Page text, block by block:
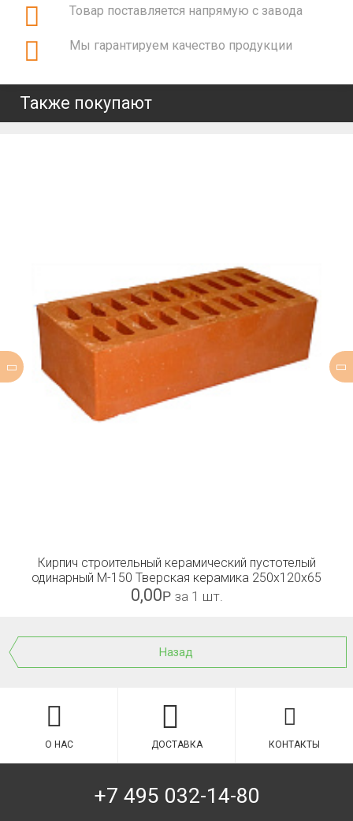
Товар поставляется напрямую с завода
Мы гарантируем качество продукции
Также покупают
Кирпич строительный керамический пустотелый
одинарный М-150 Тверская керамика 250х120х65
0,00Р за 1 шт.
Назад
О НАС ДОСТАВКА КОНТАКТЫ
+7 495 032-14-80